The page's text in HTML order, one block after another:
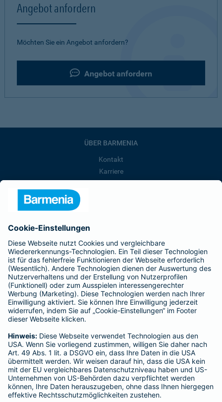
Angebot anfordern
Möchten Sie ein Angebot anfordern?
Angebot anfordern
ÜBER BARMENIA
Kontakt
Karriere
Presse
Barmenia ist Teil der BarmeniaGothaer
BELIEBTE SEITEN
Kranken-Zusatzversicherung
Tierversicherungen
Haftpflichtversicherung
Hausratversicherung
Adresse ändern
Schaden melden
Kilometerstandsmeldung
Serviceübersicht